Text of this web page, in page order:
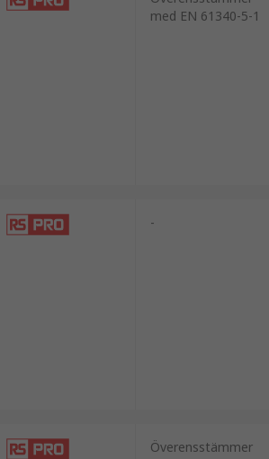
med EN 61340-5-1
-
Överensstämmer